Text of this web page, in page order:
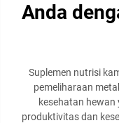
Anda
Suplemen nutrisi
pemeliharaan
kesehatan
produktivitas dan